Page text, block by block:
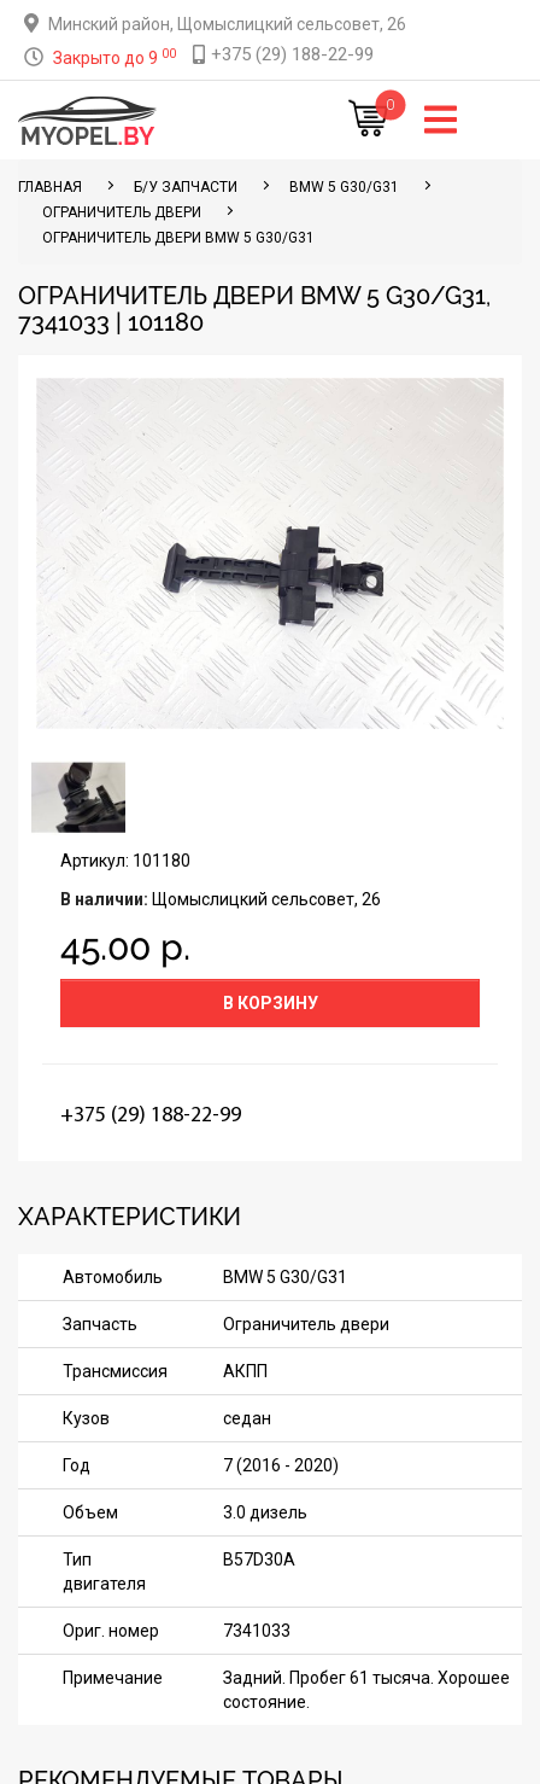
Минский район, Щомыслицкий сельсовет, 26
Закрыто до 9 00 +375 (29) 188-22-99
0
ГЛАВНАЯ Б/У ЗАПЧАСТИ
BMW 5 G30/G31
ОГРАНИЧИТЕЛЬ ДВЕРИ
ОГРАНИЧИТЕЛЬ ДВЕРИ BMW 5 G30/G31
ОГРАНИЧИТЕЛЬ ДВЕРИ BMW 5 G30/G31,
7341033 | 101180
Артикул: 101180
В наличии: Щомыслицкий сельсовет, 26
45.00 р.
В КОРЗИНУ
+375 (29) 188-22-99
ХАРАКТЕРИСТИКИ
Автомобиль BMW 5 G30/G31
Запчасть Ограничитель двери
Трансмиссия АКПП
Кузов седан
Год 7 (2016 - 2020)
Объем 3.0 дизель
Тип
двигателя
B57D30A
Ориг. номер 7341033
Примечание
Задний. Пробег 61 тысяча. Хорошее
состояние.